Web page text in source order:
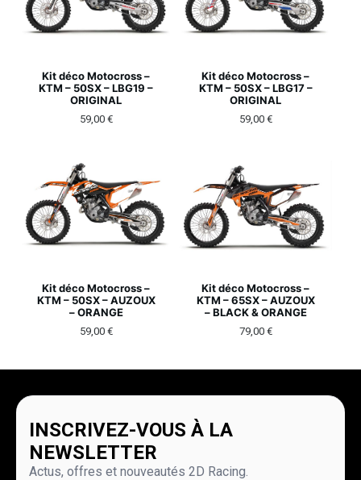
Kit déco Motocross –
KTM – 50SX – LBG19 –
ORIGINAL
59,00 €
Kit déco Motocross –
KTM – 50SX – LBG17 –
ORIGINAL
59,00 €
Kit déco Motocross –
KTM – 50SX – AUZOUX
– ORANGE
59,00 €
Kit déco Motocross –
KTM – 65SX – AUZOUX
– BLACK & ORANGE
79,00 €
INSCRIVEZ-VOUS À LA
NEWSLETTER
Actus, offres et nouveautés 2D Racing.